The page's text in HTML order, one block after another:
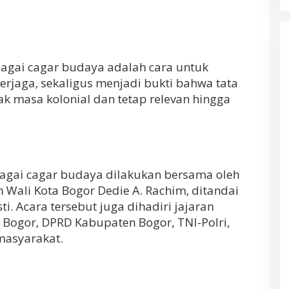
cagar budaya adalah cara untuk
sekaligus menjadi bukti bahwa tata
masa kolonial dan tetap relevan hingga
cagar budaya dilakukan bersama oleh
Kota Bogor Dedie A. Rachim, ditandai
Acara tersebut juga dihadiri jajaran
DPRD Kabupaten Bogor, TNI-Polri,